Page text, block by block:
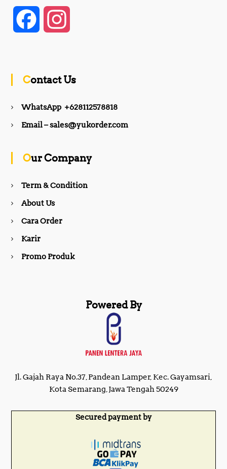
b
k
a
Contact Us
WhatsApp +628112578818
Email – sales@yukorder.com
Our Company
Term & Condition
About Us
Cara Order
Karir
Promo Produk
Powered By
Jl. Gajah Raya No.37, Pandean Lamper, Kec. Gayamsari,
Kota Semarang, Jawa Tengah 50249
Secured payment by